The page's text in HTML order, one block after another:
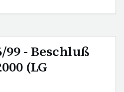
99 - Beschluß
(LG